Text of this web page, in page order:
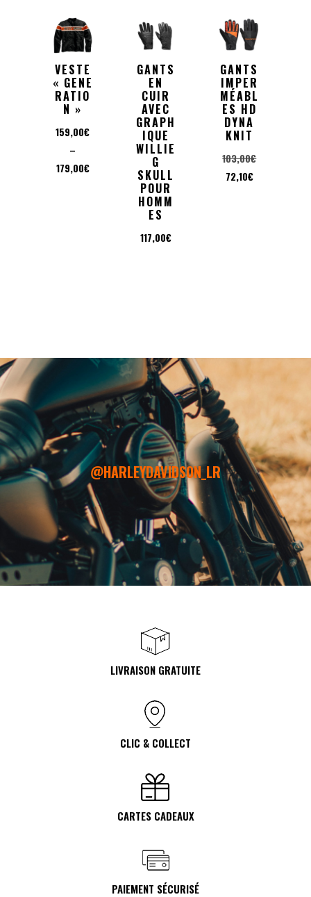
VESTE
« GENE
RATIO
N »
159,00€
–
179,00€Plage
GANTS
EN
CUIR
AVEC
GRAPH
IQUE
WILLIE
G
SKULL
POUR
HOMM
ES
117,00€
GANTS
IMPER
MÉABL
ES HD
DYNA
KNIT
103,00€Le
72,10€Le
@HARLEYDAVIDSON_LR
LIVRAISON GRATUITE
CLIC & COLLECT
CARTES CADEAUX
PAIEMENT SÉCURISÉ